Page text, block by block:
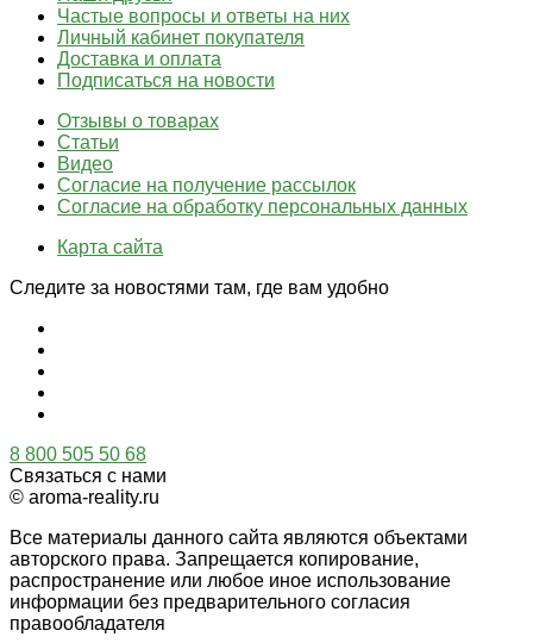
Частые вопросы и ответы на них
Личный кабинет покупателя
Доставка и оплата
Подписаться на новости
Отзывы о товарах
Статьи
Видео
Согласие на получение рассылок
Согласие на обработку персональных данных
Карта сайта
Следите за новостями там, где вам удобно
8 800 505 50 68
Связаться с нами
© aroma-reality.ru
Все материалы данного сайта являются объектами
авторского права. Запрещается копирование,
распространение или любое иное использование
информации без предварительного согласия
правообладателя